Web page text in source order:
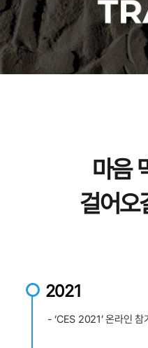
마음
걸어오
2021
- ‘CES 2021’ 온라인 참